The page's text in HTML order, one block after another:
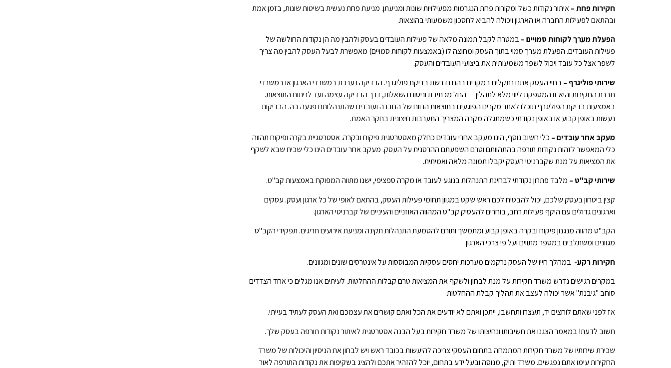
חקירות פחת –איתור נקודות כשל ומקורות פחת הנגרמות מפעילויות שונות ומניעתן. מניעת פחת נעשית בשיטות שונות, בזמן אמת
ובהתאם לפעילות החברה או הארגון ויכולה להביא לחסכון משמעותי בהוצאות.
הפעלת מערך לקוחות סמויים –במטרה לקבל תמונה מלאה של פעילות העובדים בעסק ולהבין מה הן נקודות החולשה של
פעילות העובדים. הפעלת מערך סמוי בתוך העסק ומחוצה לו (באמצעות לקוחות סמויים) מאפשרת לבעל העסק להבין מה צריך
לשפר אצל כל עובד ויכול לשפר משמעותית את ביצועי העובדים והעסק.
שירותי פוליגרף –בחיי העסק אתם נתקלים במקרים בהם נדרשת בדיקת פוליגרף. הבדיקה נערכת במשרדי הארגון או במשרדי
חברת החקירות והיא זו המספקת ליווי מלא לתהליך – החל מכתיבת וניסוח השאלות, דרך הבדיקה עצמה ועד לניתוח התוצאות.
באמצעות בדיקת הפוליגרף תוכלו לאתר מקרים הפוגעים בתוצאות הרווח של החברה ועובדים שהתנהלותם פגעה בה. הבדיקות
נעשות באופן קבוע או באופן נקודתי כשמתגלה מקרה המצריך התערבות חיצונית בחקר האמת.
מעקב אחר עובדים – כלי חשוב נוסף, הינו מעקב אחרי עובדים כחלק מאסטרטגית פיקוח ובקרה. אסטרטגיית בקרה ופיקוח תהווה
כלי המאפשר לזהות נקודות תורפה בהתהוותם וטרם השפעתם ההרסנית על העסק. מעקב אחר עובדים הינו כלי שכיח שבא לשקף
את המציאות על מנת שקברניטי העסק יקבלו תמונה מלאה ואמיתית.
שירותי קב"ט – מלבד פתרון נקודתי לבחינת התנהלות בנוגע לעובד או מקרה ספציפי, ישנו מתווה המפוקח באמצעות קב"ט.
קצין ביטחון בעסק שלכם, יכול להבטיח לכם ראש שקט במגוון תחומי פעילות העסק, בהתאם לאופי של כל ארגון ועסק. עסקים
וארגונים גדולים עם היקף פעילות רחב, בוחרים להעסיק קב"ט המהווה האוזניים והעיניים של קברניטי הארגון.
הקב"ט מהווה מנגנון פיקוח ובקרה באופן קבוע ומתמשך ותורם להטמעת התנהלות תקינה ומניעת אירועים חריגים. תפקידי הקב"ט
מגוונים ומשתלבים במספר מתווים ועל פי צרכי הארגון.
חקירות רקע- במהלך חייו של העסק נרקמים מערכות יחסים עסקיות המבוססות על אינטרסים שונים ומגוונים.
במקרים רגישים נדרש משרד חקירות על מנת לבחון ולשקף את המציאות טרם קבלות ההחלטות. לעיתים אנו מגלים כי אחד הצדדים
סוחב "גיבנת" אשר יכולה לעצב את תהליך קבלת ההחלטות.
אז לפני שאתם לוחצים יד, תעצרו ותחשבו, ייתכן ואתם לא יודעים את הכל ואתם קושרים את עצמכם ואת העסק לעתיד בעייתי.
חשוב לדעת! במאמר הצגנו את חשיבותו ונחיצותו של משרד חקירות בעל הבנה אסטרטגית לאיתור נקודות תורפה בעסק שלך.
שכירת שירותיו של משרד חקירות המתמחה בתחום העסקי צריכה להיעשות בכובד ראש ויש לבחון את הניסיון והיכולות של משרד
החקירות עימו אתם נפגשים. משרד ותיק, מנוסה ובעל ידע בתחום, יוכל להזהיר אתכם ולהציג בשקיפות את נקודות התורפה לאור